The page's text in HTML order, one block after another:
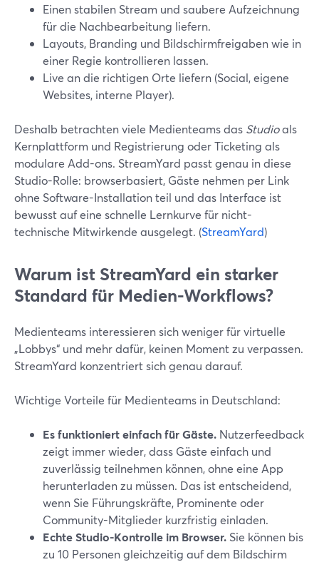
Einen stabilen Stream und saubere Aufzeichnung
für die Nachbearbeitung liefern.
Layouts, Branding und Bildschirmfreigaben wie in
einer Regie kontrollieren lassen.
Live an die richtigen Orte liefern (Social, eigene
Websites, interne Player).
Deshalb betrachten viele Medienteams das Studioals
Kernplattform und Registrierung oder Ticketing als
modulare Add-ons. StreamYard passt genau in diese
Studio-Rolle: browserbasiert, Gäste nehmen per Link
ohne Software-Installation teil und das Interface ist
bewusst auf eine schnelle Lernkurve für nicht-
technische Mitwirkende ausgelegt. (StreamYard)
Warum ist StreamYard ein starker
Standard für Medien-Workflows?
Medienteams interessieren sich weniger für virtuelle
„Lobbys“ und mehr dafür, keinen Moment zu verpassen.
StreamYard konzentriert sich genau darauf.
Wichtige Vorteile für Medienteams in Deutschland:
Es funktioniert einfach für Gäste. Nutzerfeedback
zeigt immer wieder, dass Gäste einfach und
zuverlässig teilnehmen können, ohne eine App
herunterladen zu müssen. Das ist entscheidend,
wenn Sie Führungskräfte, Prominente oder
Community-Mitglieder kurzfristig einladen.
Echte Studio-Kontrolle im Browser. Sie können bis
zu 10 Personen gleichzeitig auf dem Bildschirm